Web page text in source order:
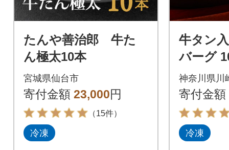
たんや善治郎 牛た
ん極太10本
宮城県仙台市
寄付金額 23,000円
（15件）
冷凍
牛タン
バーグ
グ 肉 食
分け タ
め
神奈川県川
寄付金額
冷凍